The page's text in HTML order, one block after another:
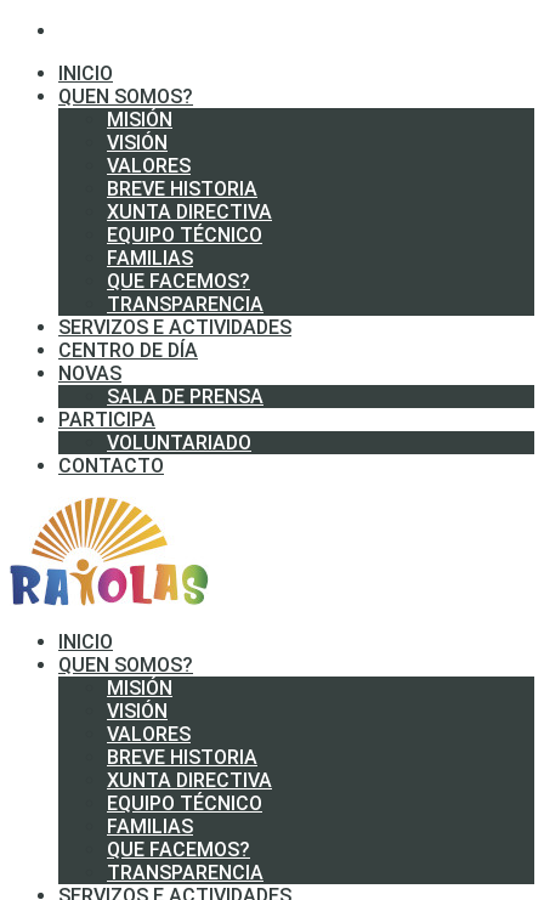
INICIO
QUEN SOMOS?
MISIÓN
VISIÓN
VALORES
BREVE HISTORIA
XUNTA DIRECTIVA
EQUIPO TÉCNICO
FAMILIAS
QUE FACEMOS?
TRANSPARENCIA
SERVIZOS E ACTIVIDADES
CENTRO DE DÍA
NOVAS
SALA DE PRENSA
PARTICIPA
VOLUNTARIADO
CONTACTO
INICIO
QUEN SOMOS?
MISIÓN
VISIÓN
VALORES
BREVE HISTORIA
XUNTA DIRECTIVA
EQUIPO TÉCNICO
FAMILIAS
QUE FACEMOS?
TRANSPARENCIA